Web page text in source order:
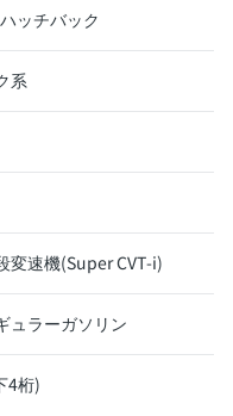
ッチバック
系
変速機(Super CVT-i)
ュラーガソリン
4桁)